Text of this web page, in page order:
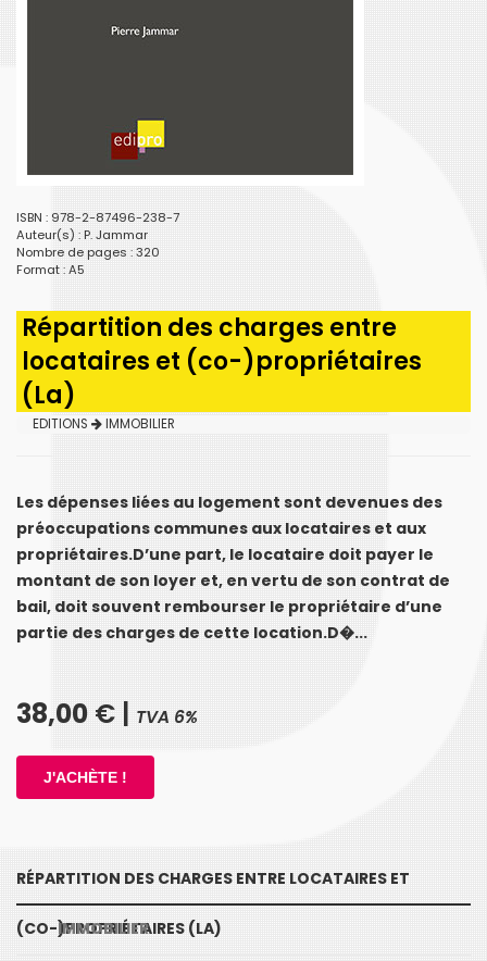
ISBN : 978-2-87496-238-7
Auteur(s) : P. Jammar
Nombre de pages : 320
Format : A5
Répartition des charges entre
locataires et (co-)propriétaires
(La)
EDITIONS IMMOBILIER
Les dépenses liées au logement sont devenues des
préoccupations communes aux locataires et aux
propriétaires.D’une part, le locataire doit payer le
montant de son loyer et, en vertu de son contrat de
bail, doit souvent rembourser le propriétaire d’une
partie des charges de cette location.D�...
38,00 € | TVA 6%
RÉPARTITION DES CHARGES ENTRE LOCATAIRES ET
(CO-)PROPRIÉTAIRES (LA)
IMMOBILIER